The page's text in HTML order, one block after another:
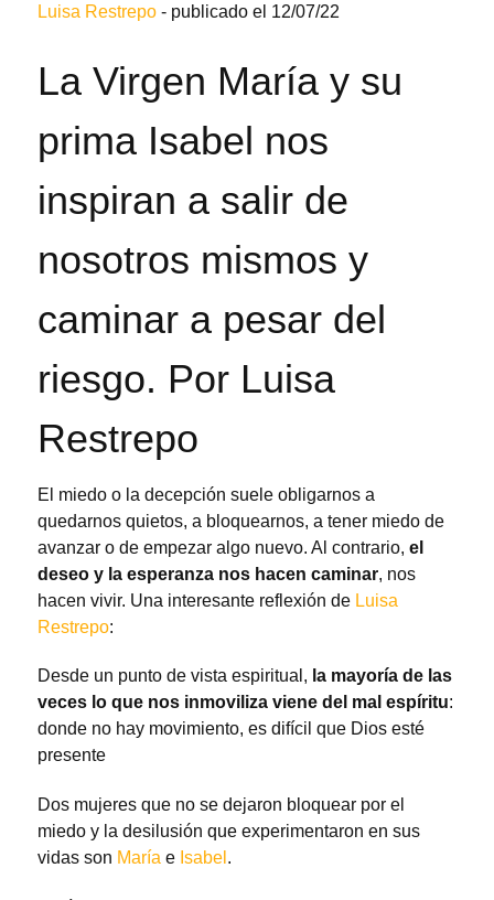
Luisa Restrepo - publicado el 12/07/22
La Virgen María y su
prima Isabel nos
inspiran a salir de
nosotros mismos y
caminar a pesar del
riesgo. Por Luisa
Restrepo
El miedo o la decepción suele obligarnos a
quedarnos quietos, a bloquearnos, a tener miedo de
avanzar o de empezar algo nuevo. Al contrario, el
deseo y la esperanza nos hacen caminar, nos
hacen vivir. Una interesante reflexión de Luisa
Restrepo:
Desde un punto de vista espiritual, la mayoría de las
veces lo que nos inmoviliza viene del mal espíritu:
donde no hay movimiento, es difícil que Dios esté
presente
Dos mujeres que no se dejaron bloquear por el
miedo y la desilusión que experimentaron en sus
vidas son María e Isabel .